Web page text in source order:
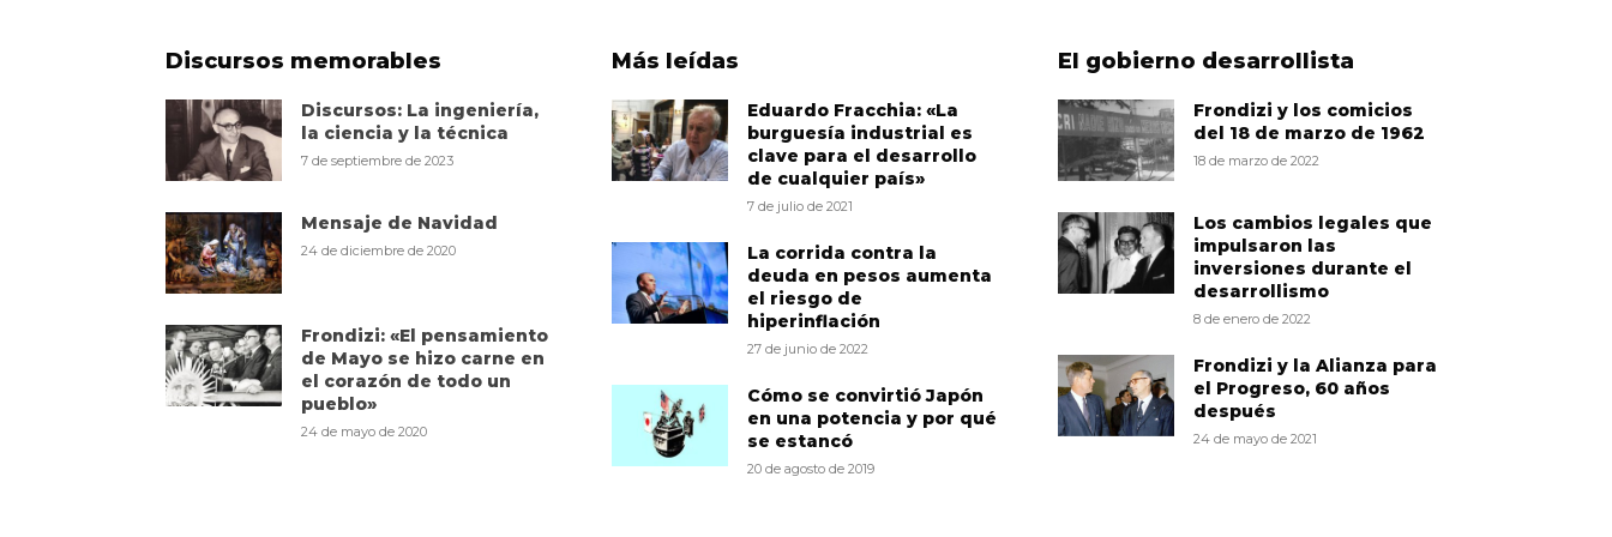
Discursos memorables
Discursos: La ingeniería,
la ciencia y la técnica
7 de septiembre de 2023
Mensaje de Navidad
24 de diciembre de 2020
Frondizi: «El pensamiento
de Mayo se hizo carne en
el corazón de todo un
pueblo»
24 de mayo de 2020
Más leídas
Eduardo Fracchia: «La
burguesía industrial es
clave para el desarrollo
de cualquier país»
7 de julio de 2021
La corrida contra la
deuda en pesos aumenta
el riesgo de
hiperinflación
27 de junio de 2022
Cómo se convirtió Japón
en una potencia y por qué
se estancó
20 de agosto de 2019
El gobierno desarrollista
Frondizi y los comicios
del 18 de marzo de 1962
18 de marzo de 2022
Los cambios legales que
impulsaron las
inversiones durante el
desarrollismo
8 de enero de 2022
Frondizi y la Alianza para
el Progreso, 60 años
después
24 de mayo de 2021